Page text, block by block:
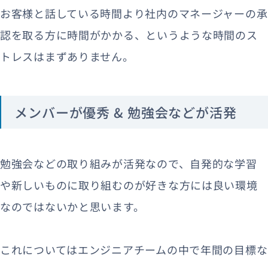
お客様と話している時間より社内のマネージャーの承
認を取る方に時間がかかる、というような時間のス
トレスはまずありません。
メンバーが優秀 & 勉強会などが活発
勉強会などの取り組みが活発なので、自発的な学習
や新しいものに取り組むのが好きな方には良い環境
なのではないかと思います。
これについてはエンジニアチームの中で年間の目標な